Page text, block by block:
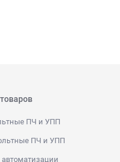
ПЧ и УПП
ПЧ и УПП
автоматизации